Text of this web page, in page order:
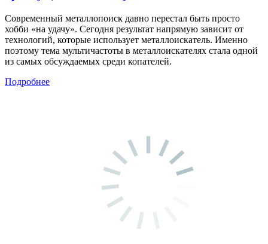
Современный металлопоиск давно перестал быть просто
хобби «на удачу». Сегодня результат напрямую зависит от
технологий, которые использует металлоискатель. Именно
поэтому тема мультичастоты в металлоискателях стала одной
из самых обсуждаемых среди копателей.
Подробнее